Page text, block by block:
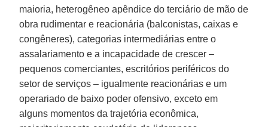
maioria, heterogêneo apêndice do terciário de mão de
obra rudimentar e reacionária (balconistas, caixas e
congêneres), categorias intermediárias entre o
assalariamento e a incapacidade de crescer –
pequenos comerciantes, escritórios periféricos do
setor de serviços – igualmente reacionárias e um
operariado de baixo poder ofensivo, exceto em
alguns momentos da trajetória econômica,